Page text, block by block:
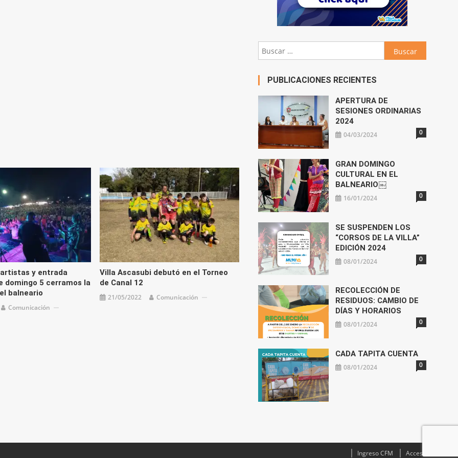
y entrada
domingo 5 cerramos la
balneario
Comunicación
Villa Ascasubi debutó en el Torneo
de Canal 12
21/05/2022 Comunicación
Buscar:
PUBLICACIONES RECIENTES
APERTURA DE
SESIONES ORDINARIAS
2024
04/03/2024 0
GRAN DOMINGO
CULTURAL EN EL
BALNEARIO￼
16/01/2024 0
SE SUSPENDEN LOS
“CORSOS DE LA VILLA”
EDICIÓN 2024
08/01/2024 0
RECOLECCIÓN DE
RESIDUOS: CAMBIO DE
DÍAS Y HORARIOS
08/01/2024 0
CADA TAPITA CUENTA
08/01/2024 0
Ingreso CFM Acceso